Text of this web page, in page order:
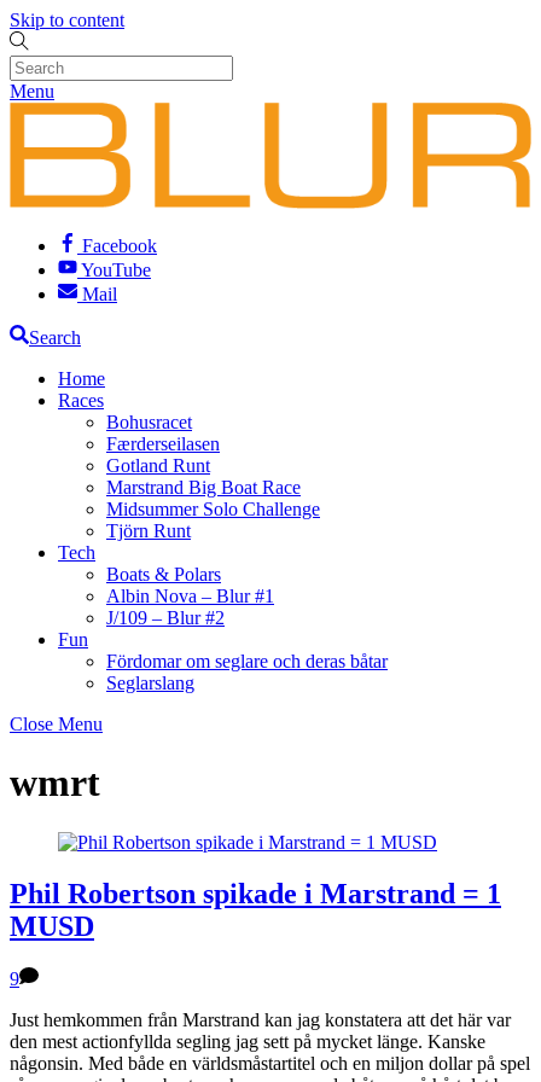
Skip to content
Menu
Facebook
YouTube
Mail
Search
Home
Races
Bohusracet
Færderseilasen
Gotland Runt
Marstrand Big Boat Race
Midsummer Solo Challenge
Tjörn Runt
Tech
Boats & Polars
Albin Nova – Blur #1
J/109 – Blur #2
Fun
Fördomar om seglare och deras båtar
Seglarslang
Close Menu
wmrt
Phil Robertson spikade i Marstrand = 1
MUSD
9
Just hemkommen från Marstrand kan jag konstatera att det här var
den mest actionfyllda segling jag sett på mycket länge. Kanske
någonsin. Med både en världsmåstartitel och en miljon dollar på spel